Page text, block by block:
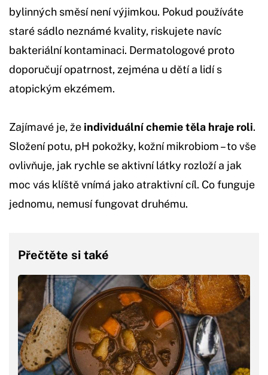
bylinných směsí není výjimkou. Pokud používáte
staré sádlo neznámé kvality, riskujete navíc
bakteriální kontaminaci. Dermatologové proto
doporučují opatrnost, zejména u dětí a lidí s
atopickým ekzémem.
Zajímavé je, že individuální chemie těla hraje roli.
Složení potu, pH pokožky, kožní mikrobiom – to vše
ovlivňuje, jak rychle se aktivní látky rozloží a jak
moc vás klíště vnímá jako atraktivní cíl. Co funguje
jednomu, nemusí fungovat druhému.
Přečtěte si také